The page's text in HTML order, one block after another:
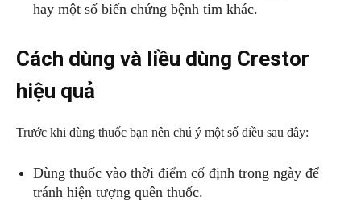
hay một số biến chứng bệnh tim khác.
Cách dùng và liều dùng Crestor
hiệu quả
Trước khi dùng thuốc bạn nên chú ý một số điều sau đây:
Dùng thuốc vào thời điểm cố định trong ngày để
tránh hiện tượng quên thuốc.